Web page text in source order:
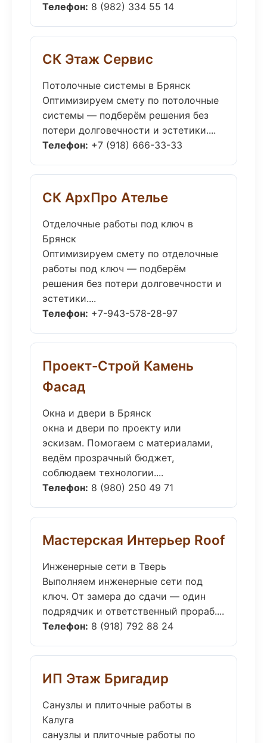
Телефон: 8 (982) 334 55 14
СК Этаж Сервис
Потолочные системы в Брянск
Оптимизируем смету по потолочные
системы — подберём решения без
потери долговечности и эстетики....
Телефон: +7 (918) 666-33-33
СК АрхПро Ателье
Отделочные работы под ключ в
Брянск
Оптимизируем смету по отделочные
работы под ключ — подберём
решения без потери долговечности и
эстетики....
Телефон: +7-943-578-28-97
Проект-Строй Камень
Фасад
Окна и двери в Брянск
окна и двери по проекту или
эскизам. Помогаем с материалами,
ведём прозрачный бюджет,
соблюдаем технологии....
Телефон: 8 (980) 250 49 71
Мастерская Интерьер Roof
Инженерные сети в Тверь
Выполняем инженерные сети под
ключ. От замера до сдачи — один
подрядчик и ответственный прораб....
Телефон: 8 (918) 792 88 24
ИП Этаж Бригадир
Санузлы и плиточные работы в
Калуга
санузлы и плиточные работы по